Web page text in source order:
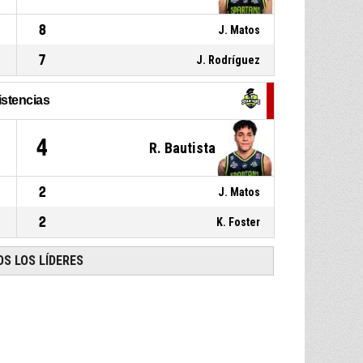
8 J. Matos
7 J. Rodríguez
4 R. Bautista
2 J. Matos
2 K. Foster
LOS LÍDERES